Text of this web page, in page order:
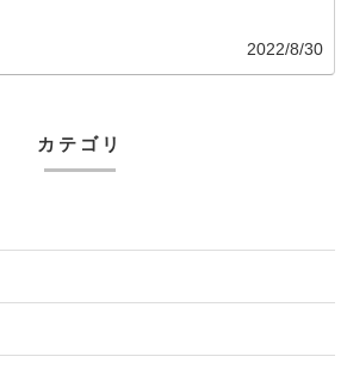
2022/8/30
カテゴリ